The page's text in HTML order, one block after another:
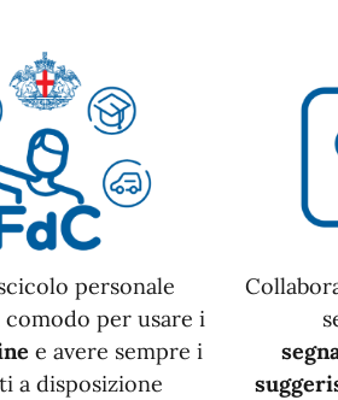
personale
per usare i
e avere sempre i
a disposizione